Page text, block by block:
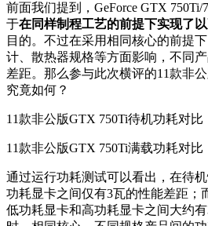
前面我们提到，GeForce GTX
于在同样制程工艺的前提下实现了
目的。不过在采用相同核心的前提
计、散热器规格等方面影响，不同
差距。那么参与此次横评的11款非
究竟如何？
11款非公版GTX 750Ti待机功耗对比
11款非公版GTX 750Ti满载功耗对比
通过运行功耗测试可以看出，在待
功耗显卡之间仅有3瓦的性能差距；
低功耗显卡和高功耗显卡之间大约